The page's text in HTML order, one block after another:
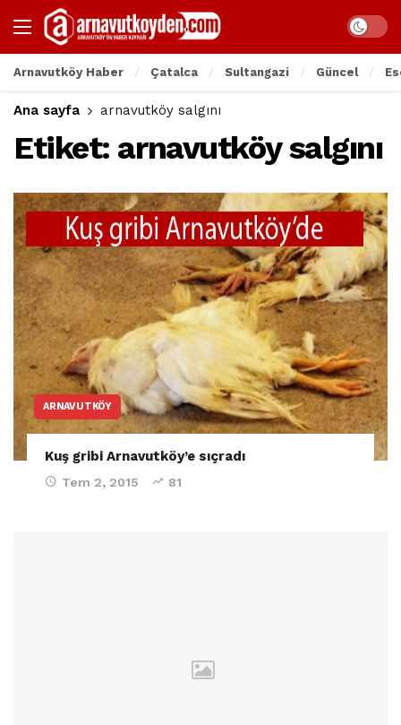
Arnavutköy Haber Çatalca Sultangazi Güncel
Ana sayfa arnavutköy salgını
Etiket: arnavutköy salgını
ARNAVUTKÖY
Kuş gribi Arnavutköy’e sıçradı
Tem 2, 2015 81